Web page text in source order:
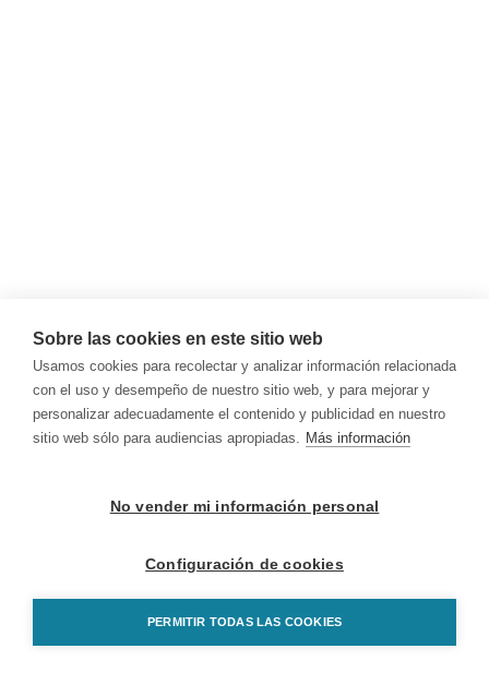
Sobre las cookies en este sitio web
Usamos cookies para recolectar y analizar información relacionada
con el uso y desempeño de nuestro sitio web, y para mejorar y
personalizar adecuadamente el contenido y publicidad en nuestro
sitio web sólo para audiencias apropiadas. Más información
No vender mi información personal
Configuración de cookies
PERMITIR TODAS LAS COOKIES